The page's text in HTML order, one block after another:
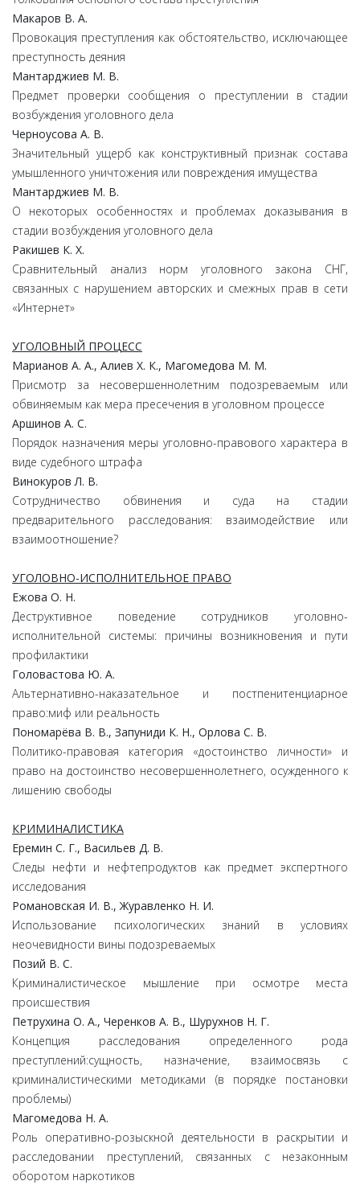
Макаров В. А.
Провокация преступления как обстоятельство, исключающее
преступность деяния
Мантарджиев М. В.
Предмет проверки сообщения о преступлении в стадии
возбуждения уголовного дела
Черноусова А. В.
Значительный ущерб как конструктивный признак состава
умышленного уничтожения или повреждения имущества
Мантарджиев М. В.
О некоторых особенностях и проблемах доказывания в
стадии возбуждения уголовного дела
Ракишев К. Х.
Сравнительный анализ норм уголовного закона СНГ,
связанных с нарушением авторских и смежных прав в сети
«Интернет»
УГОЛОВНЫЙ ПРОЦЕСС
Марианов А. А., Алиев Х. К., Магомедова М. М.
Присмотр за несовершеннолетним подозреваемым или
обвиняемым как мера пресечения в уголовном процессе
Аршинов А. С.
Порядок назначения меры уголовно-правового характера в
виде судебного штрафа
Винокуров Л. В.
Сотрудничество обвинения и суда на стадии
предварительного расследования: взаимодействие или
взаимоотношение?
УГОЛОВНО-ИСПОЛНИТЕЛЬНОЕ ПРАВО
Ежова О. Н.
Деструктивное поведение сотрудников уголовно-
исполнительной системы: причины возникновения и пути
профилактики
Головастова Ю. А.
Альтернативно-наказательное и постпенитенциарное
право:миф или реальность
Пономарёва В. В., Запуниди К. Н., Орлова С. В.
Политико-правовая категория «достоинство личности» и
право на достоинство несовершеннолетнего, осужденного к
лишению свободы
КРИМИНАЛИСТИКА
Еремин С. Г., Васильев Д. В.
Следы нефти и нефтепродуктов как предмет экспертного
исследования
Романовская И. В., Журавленко Н. И.
Использование психологических знаний в условиях
неочевидности вины подозреваемых
Позий В. С.
Криминалистическое мышление при осмотре места
происшествия
Петрухина О. А., Черенков А. В., Шурухнов Н. Г.
Концепция расследования определенного рода
преступлений:сущность, назначение, взаимосвязь с
криминалистическими методиками (в порядке постановки
проблемы)
Магомедова Н. А.
Роль оперативно-розыскной деятельности в раскрытии и
расследовании преступлений, связанных с незаконным
оборотом наркотиков